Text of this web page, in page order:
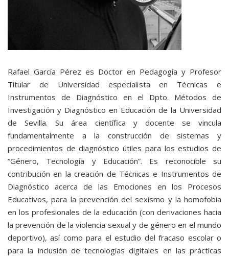
Rafael García Pérez es Doctor en Pedagogía y Profesor
Titular de Universidad especialista en Técnicas e
Instrumentos de Diagnóstico en el Dpto. Métodos de
Investigación y Diagnóstico en Educación de la Universidad
de Sevilla. Su área científica y docente se vincula
fundamentalmente a la construcción de sistemas y
procedimientos de diagnóstico útiles para los estudios de
“Género, Tecnología y Educación”. Es reconocible su
contribución en la creación de Técnicas e Instrumentos de
Diagnóstico acerca de las Emociones en los Procesos
Educativos, para la prevención del sexismo y la homofobia
en los profesionales de la educación (con derivaciones hacia
la prevención de la violencia sexual y de género en el mundo
deportivo), así como para el estudio del fracaso escolar o
para la inclusión de tecnologías digitales en las prácticas